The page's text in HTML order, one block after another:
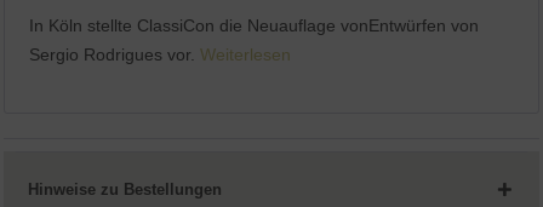
In Köln stellte ClassiCon die Neuauflage vonEntwürfen von
Sergio Rodrigues vor.Weiterlesen
Hinweise zu Bestellungen